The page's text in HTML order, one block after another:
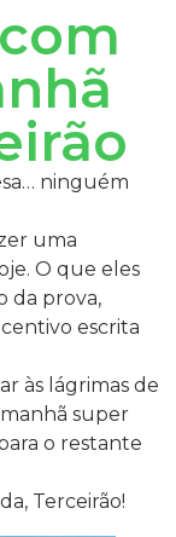
ninguém
uma
O que eles
da prova,
escrita
às lágrimas de
super
o restante
Terceirão!